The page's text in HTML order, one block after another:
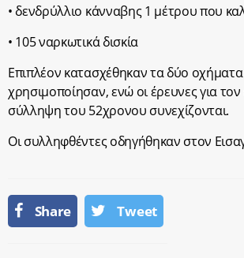
• δενδρύλλιο κάνναβης 1 μέτρου που
• 105 ναρκωτικά δισκία
Επιπλέον κατασχέθηκαν τα δύο
χρησιμοποίησαν, ενώ οι έρευνες για
σύλληψη του 52χρονου συνεχίζονται.
Οι συλληφθέντες οδηγήθηκαν στον
Share Tweet